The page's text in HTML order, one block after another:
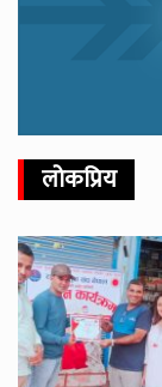
लोकप्रिय